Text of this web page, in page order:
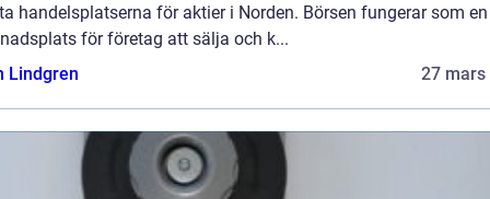
handelsplatserna för aktier i Norden. Börsen fungerar som en
för företag att sälja och k...
Lindgren
27 mars